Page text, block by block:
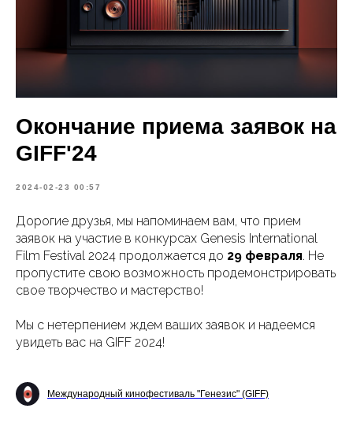
Окончание приема заявок на
GIFF'24
2024-02-23 00:57
Дорогие друзья, мы напоминаем вам, что прием
заявок на участие в конкурсах Genesis International
Film Festival 2024 продолжается до 29 февраля. Не
пропустите свою возможность продемонстрировать
свое творчество и мастерство!
Мы с нетерпением ждем ваших заявок и надеемся
увидеть вас на GIFF 2024!
Международный кинофестиваль "Генезис" (GIFF)